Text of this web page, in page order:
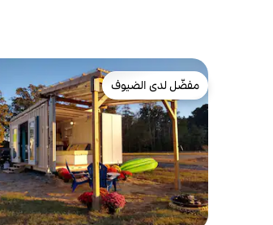
مفضّل لدى الضيوف
مفضّل لدى الضيوف